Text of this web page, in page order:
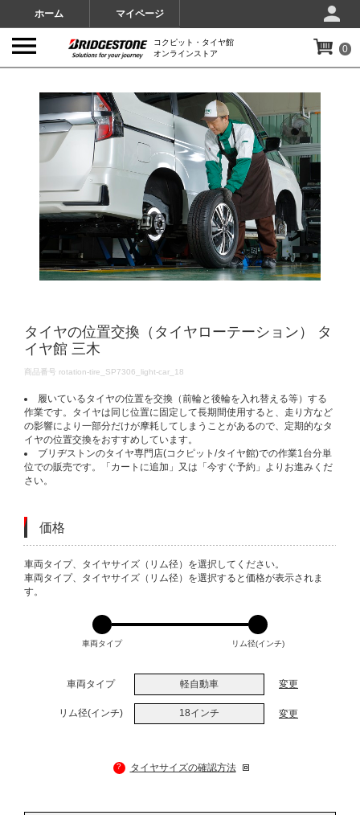
ホーム マイページ
コクピット・タイヤ館
オンラインストア
0
タイヤの位置交換（タイヤローテーション） タ
イヤ館 三木
DETAILS
商品番号 rotation-tire_SP7306_light-car_18
履いているタイヤの位置を交換（前輪と後輪を入れ替える等）する
作業です。タイヤは同じ位置に固定して長期間使用すると、走り方など
の影響により一部分だけが摩耗してしまうことがあるので、定期的なタ
イヤの位置交換をおすすめしています。
ブリヂストンのタイヤ専門店(コクピット/タイヤ館)での作業1台分単
位での販売です。「カートに追加」又は「今すぐ予約」よりお進みくだ
さい。
価格
VARIATIONS
車両タイプ、タイヤサイズ（リム径）を選択してください。
車両タイプ、タイヤサイズ（リム径）を選択すると価格が表示されま
す。
車両タイプ リム径(インチ)
車両タイプ 軽自動車 変更
リム径(インチ) 18インチ 変更
? タイヤサイズの確認方法